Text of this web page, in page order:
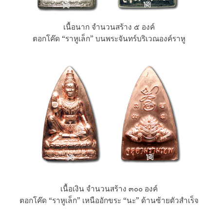
เนื้อนาก จำนวนสร้าง ๕ องค์
ตอกโค๊ด “ราหูเล็ก” บนพระจันทร์บริเวณองค์ราหู
เนื้อเงิน จำนวนสร้าง ๓๐๐ องค์
ตอกโค๊ด “ราหูเล็ก” เหนืออักขระ “นะ” ด้านซ้ายตัวสำเร็จ